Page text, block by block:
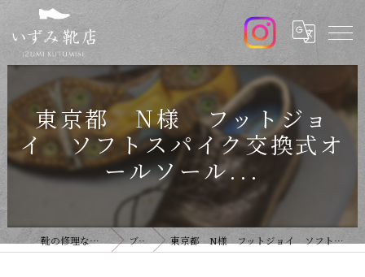
東京都 N様 フットジョ
イ ソフトスパイク交換式オ
ールソール...
靴の修理ならいずみ靴店 ブログ 東京都 N様 フットジョイ ソフトスパイク交換式オールソール...